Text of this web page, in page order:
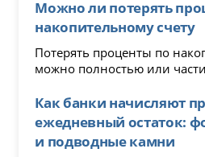
Можно ли потерять
накопительному счету
Потерять проценты по
можно полностью или
Как банки начисляют
ежедневный остаток:
и подводные камни